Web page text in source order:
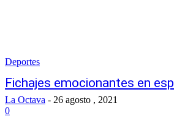
Deportes
Fichajes emocionantes en
La Octava - 26 agosto , 2021
0